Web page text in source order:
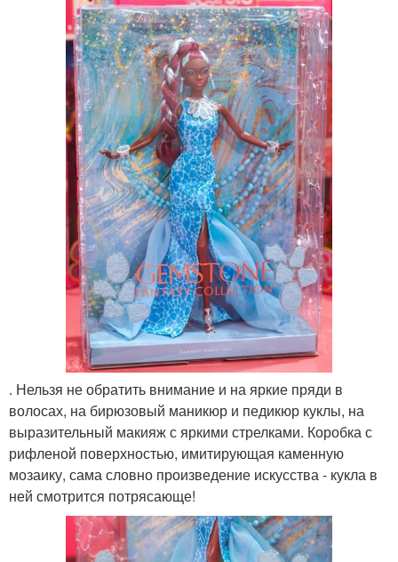
. Нельзя не обратить внимание и на яркие пряди в
волосах, на бирюзовый маникюр и педикюр куклы, на
выразительный макияж с яркими стрелками. Коробка с
рифленой поверхностью, имитирующая каменную
мозаику, сама словно произведение искусства - кукла в
ней смотрится потрясающе!